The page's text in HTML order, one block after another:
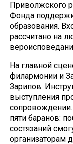
Приволжского
Фонда
образования.
рассчитано на
На главной
филармонии и
Зарипов.
выступления
пяти баранов:
состязаний
организаторам